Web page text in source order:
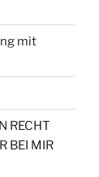
mit
RECHT
BEI MIR